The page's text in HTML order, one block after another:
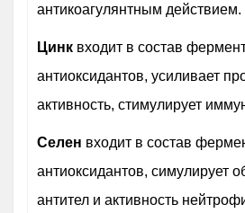
антикоагулянтным действием.
Цинк входит в состав
антиоксидантов, усиливает
активность, стимулирует
Селен входит в состав
антиоксидантов, симулирует
антител и активность